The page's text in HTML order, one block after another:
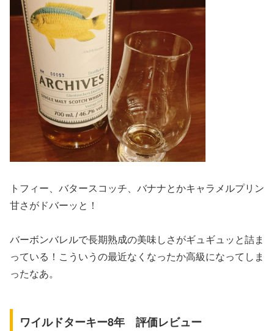
トフィー、バタースコッチ、バナナとかキャラメルプリン
甘さがドバーッと！
バーボンバレルで長期熟成の美味しさがギュギュッと詰ま
っている！こういうの最近なくなったか高級になってしま
ったなあ。
ワイルドターキー8年 評価レビュー